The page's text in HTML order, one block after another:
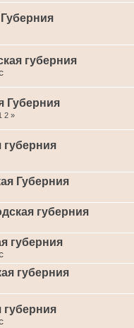
губерния
Губерния
2 »
Губерния
губерния
губерния
губерния